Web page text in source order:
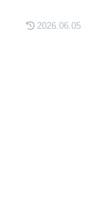
2026.06.05